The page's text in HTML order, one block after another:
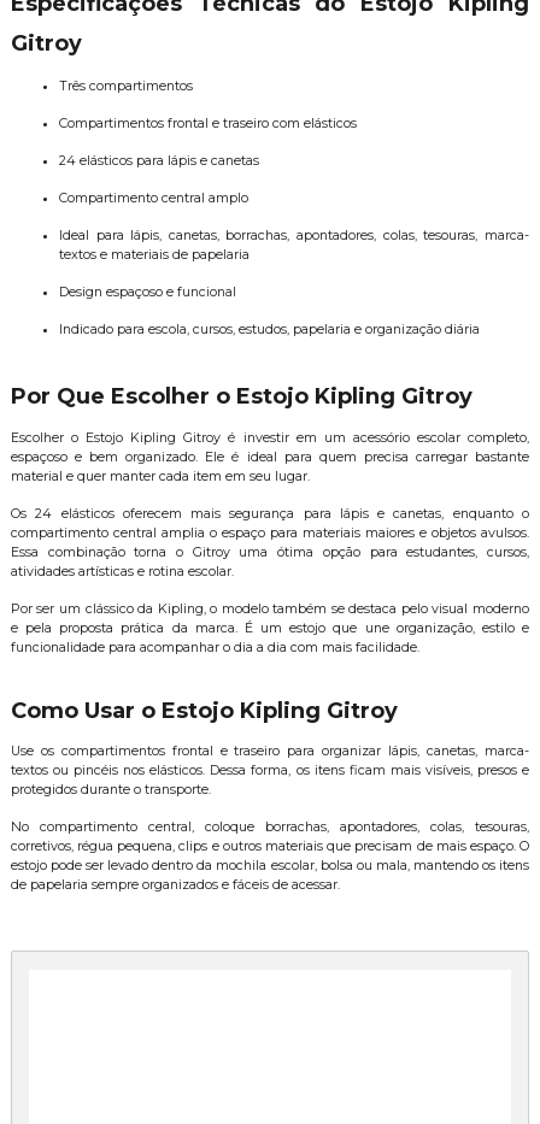
Gitroy
Três compartimentos
Compartimentos frontal e traseiro com elásticos
24 elásticos para lápis e canetas
Compartimento central amplo
Ideal para lápis, canetas, borrachas, apontadores, colas, tesouras, marca-
textos e materiais de papelaria
Design espaçoso e funcional
Indicado para escola, cursos, estudos, papelaria e organização diária
Por Que Escolher o Estojo Kipling Gitroy
Escolher o Estojo Kipling Gitroy é investir em um acessório escolar completo,
espaçoso e bem organizado. Ele é ideal para quem precisa carregar bastante
material e quer manter cada item em seu lugar.
Os 24 elásticos oferecem mais segurança para lápis e canetas, enquanto o
compartimento central amplia o espaço para materiais maiores e objetos avulsos.
Essa combinação torna o Gitroy uma ótima opção para estudantes, cursos,
atividades artísticas e rotina escolar.
Por ser um clássico da Kipling, o modelo também se destaca pelo visual moderno
e pela proposta prática da marca. É um estojo que une organização, estilo e
funcionalidade para acompanhar o dia a dia com mais facilidade.
Como Usar o Estojo Kipling Gitroy
Use os compartimentos frontal e traseiro para organizar lápis, canetas, marca-
textos ou pincéis nos elásticos. Dessa forma, os itens ficam mais visíveis, presos e
protegidos durante o transporte.
No compartimento central, coloque borrachas, apontadores, colas, tesouras,
corretivos, régua pequena, clips e outros materiais que precisam de mais espaço. O
estojo pode ser levado dentro da mochila escolar, bolsa ou mala, mantendo os itens
de papelaria sempre organizados e fáceis de acessar.